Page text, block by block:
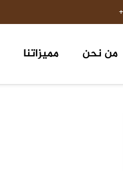
من نحن مميزاتنا